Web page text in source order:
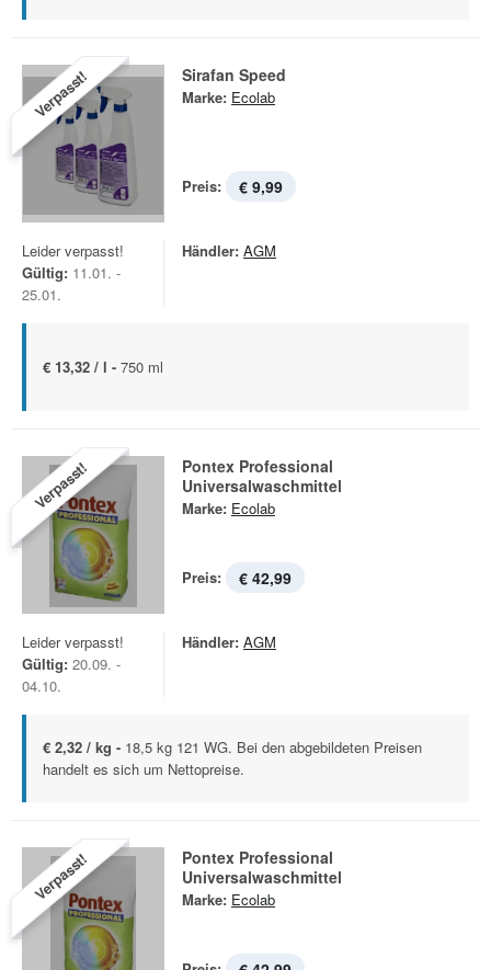
Verpasst! Sirafan Speed
Marke: Ecolab
Preis: € 9,99
Leider verpasst!
Gültig: 11.01. -
25.01.
Händler: AGM
€ 13,32 / l - 750 ml
Verpasst!
Pontex Professional
Universalwaschmittel
Marke: Ecolab
Preis: € 42,99
Leider verpasst!
Gültig: 20.09. -
04.10.
Händler: AGM
€ 2,32 / kg - 18,5 kg 121 WG. Bei den abgebildeten Preisen
handelt es sich um Nettopreise.
Verpasst!
Pontex Professional
Universalwaschmittel
Marke: Ecolab